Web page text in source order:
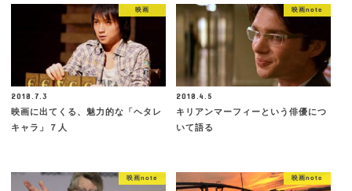
映画
2018.7.3
映画に出てくる、魅力的な「ヘタレ
キャラ」７人
映画note
2018.4.5
キリアンマーフィーという俳優につ
いて語る
映画note 映画note